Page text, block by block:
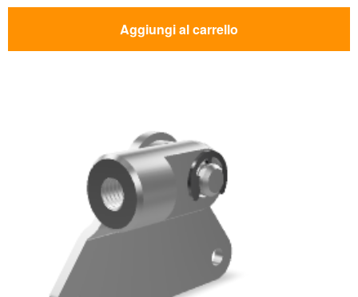
Aggiungi al carrello